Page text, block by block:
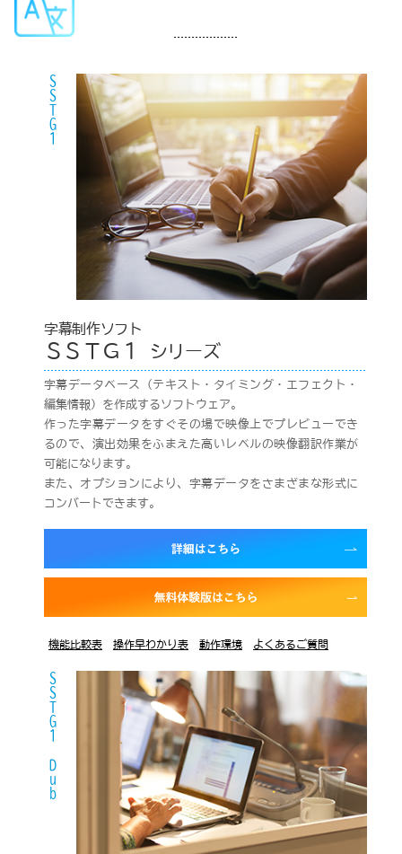
SSTG1
字幕制作ソフト
ＳＳＴＧ１ シリーズ
字幕データベース（テキスト・タイミング・エフェクト・
編集情報）を作成するソフトウェア。
作った字幕データをすぐその場で映像上でプレビューでき
るので、演出効果をふまえた高いレベルの映像翻訳作業が
可能になります。
また、オプションにより、字幕データをさまざまな形式に
コンバートできます。
機能比較表 操作早わかり表 動作環境 よくあるご質問
SSTG1 Dub